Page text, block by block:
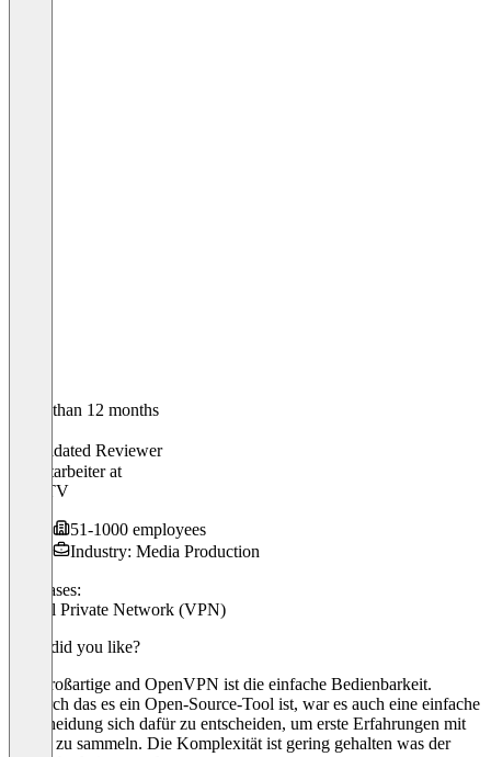
Older than 12 months
Validated Reviewer
IT-Mitarbeiterat
I&U TV
51-1000 employees
Industry: Media Production
Use cases:
Virtual Private Network (VPN)
What did you like?
Das großartige and OpenVPN ist die einfache Bedienbarkeit.
Dadurch das es ein Open-Source-Tool ist, war es auch eine einfache
Entscheidung sich dafür zu entscheiden, um erste Erfahrungen mit
VPNs zu sammeln. Die Komplexität ist gering gehalten was der